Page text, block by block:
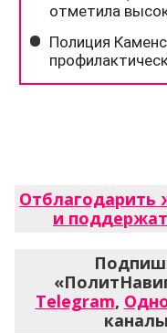
Отблагодарить
и
Telegram,
каналы